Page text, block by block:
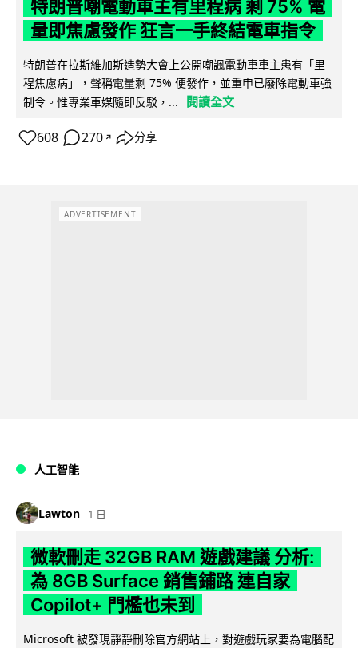
特朗普嘲電動車主有里程病 剩 75% 電
量即焦慮發作 狂言一手終結電車指令
特朗普在拉斯維加斯造勢大會上公開嘲諷電動車車主患有「里
程焦慮病」，聲稱電量剩 75% 便發作，並重申已廢除電動車強
制令。惟專業車媒隨即反駁，...
閱讀全文
608 270 ↗ 分享
ADVERTISEMENT
人工智能
Lawton 1 日
微軟刪走 32GB RAM 遊戲建議 分析:
為 8GB Surface 銷售鋪路 連自家
Copilot+ 門檻也未到
Microsoft 被發現靜靜刪除官方網站上，對遊戲玩家要為電腦配